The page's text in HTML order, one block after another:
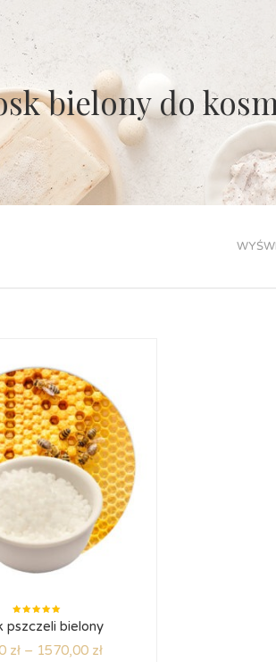
bielony do
Oceniono
5.00na
pszczeli bielony
zł – 1570,00 zł